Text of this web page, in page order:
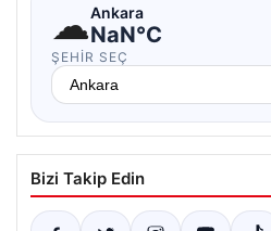
☁Ankara
NaN°C
ŞEHIR SEÇ
Bizi Takip Edin